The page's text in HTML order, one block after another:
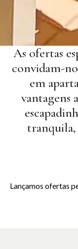
As ofertas
convidam-
em
vantagens
tranquila,
Lançamos ofertas